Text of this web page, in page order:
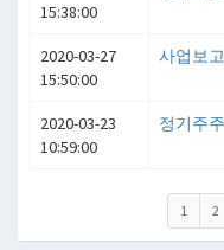
15:38:00
2020-03-27
15:50:00
사업보
2020-03-23
10:59:00
정기주
1 2